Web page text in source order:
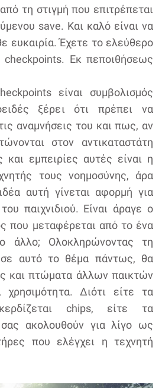
τη στιγμή που επιτρέπεται
save. Και καλό είναι να
ευκαιρία. Έχετε το ελεύθερο
Εκ πεποιθήσεως
είναι συμβολισμός
ξέρει ότι πρέπει να
αναμνήσεις του και πως, αν
στον αντικαταστάτη
και εμπειρίες αυτές είναι η
τους νοημοσύνης, άρα
αυτή γίνεται αφορμή για
παιχνιδιού. Είναι άραγε ο
που μεταφέρεται από το ένα
άλλο; Ολοκληρώνοντας τη
αυτό το θέμα πάντως, θα
και πτώματα άλλων παικτών
χρησιμότητα. Διότι είτε τα
chips, είτε τα
σας ακολουθούν για λίγο ως
που ελέγχει η τεχνητή